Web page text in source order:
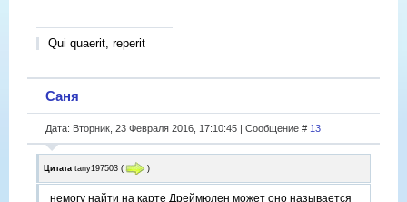
Qui quaerit, reperit
Саня
Дата: Вторник, 23 Февраля 2016, 17:10:45 | Сообщение # 13
Цитата tany197503 ( )
немогу найти на карте Дреймюлен может оно называется